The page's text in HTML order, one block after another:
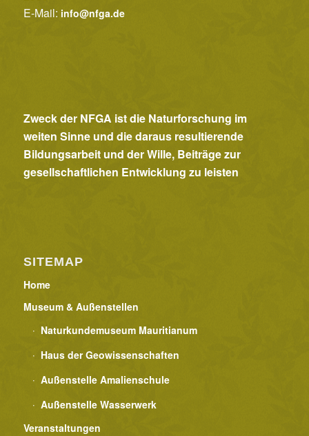
E-Mail: info@nfga.de
Zweck der NFGA ist die Naturforschung im
weiten Sinne und die daraus resultierende
Bildungsarbeit und der Wille, Beiträge zur
gesellschaftlichen Entwicklung zu leisten
SITEMAP
Home
Museum & Außenstellen
Naturkundemuseum Mauritianum
Haus der Geowissenschaften
Außenstelle Amalienschule
Außenstelle Wasserwerk
Veranstaltungen